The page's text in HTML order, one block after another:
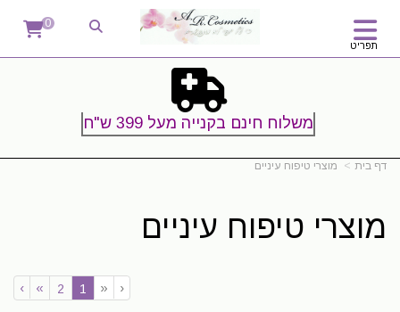
תפריט
0
משלוח חינם בקנייה מעל 399 ש"ח
דף בית מוצרי טיפוח עיניים
מוצרי טיפוח עיניים
‹
«
1
2
»
›